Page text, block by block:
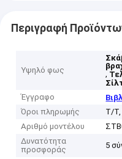
Περιγραφή
Υψηλό φως
,
Έγγραφο
Όροι πληρωμής
T/T,
Αριθμό μοντέλου
Δυνατότητα
προσφοράς
5